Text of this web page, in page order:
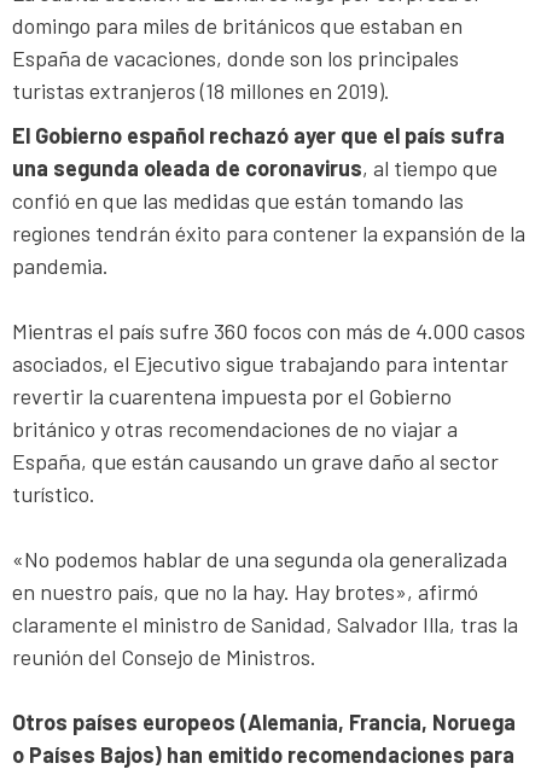
domingo para miles de británicos que estaban en
España de vacaciones, donde son los principales
turistas extranjeros (18 millones en 2019).
El Gobierno español rechazó ayer que el país sufra
una segunda oleada de coronavirus, al tiempo que
confió en que las medidas que están tomando las
regiones tendrán éxito para contener la expansión de la
pandemia.
Mientras el país sufre 360 focos con más de 4.000 casos
asociados, el Ejecutivo sigue trabajando para intentar
revertir la cuarentena impuesta por el Gobierno
británico y otras recomendaciones de no viajar a
España, que están causando un grave daño al sector
turístico.
«No podemos hablar de una segunda ola generalizada
en nuestro país, que no la hay. Hay brotes», afirmó
claramente el ministro de Sanidad, Salvador Illa, tras la
reunión del Consejo de Ministros.
Otros países europeos (Alemania, Francia, Noruega
o Países Bajos) han emitido recomendaciones para